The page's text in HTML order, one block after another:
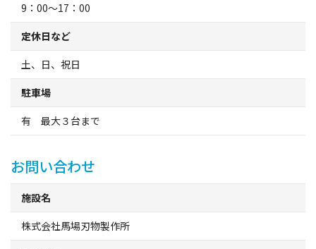
観光パンフレット
堺おもてなしチケット
お役立ち情報紹介
堺観光タクシー
交通・アクセス
堺観光コンベンション協会について
9：00～17：00
定休日など
土、日、祝日
駐車場
有 最大３台まで
お問い合わせ
施設名
株式会社馬場刃物製作所